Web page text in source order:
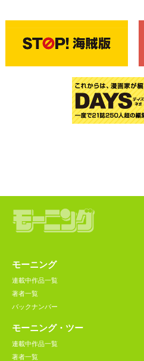
モーニング
連載中作品一覧
著者一覧
バックナンバー
モーニング・ツー
連載中作品一覧
著者一覧